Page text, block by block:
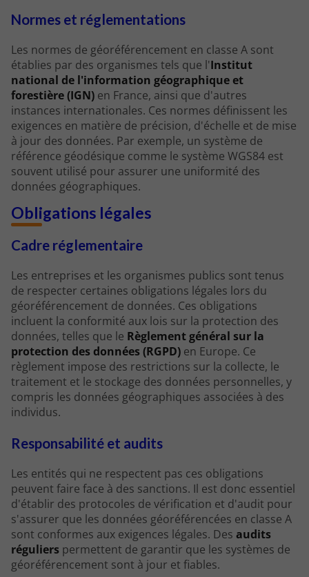
Normes et réglementations
Les normes de géoréférencement en classe A sont
établies par des organismes tels que l'Institut
national de l'information géographique et
forestière (IGN) en France, ainsi que d'autres
instances internationales. Ces normes définissent les
exigences en matière de précision, d'échelle et de mise
à jour des données. Par exemple, un système de
référence géodésique comme le système WGS84 est
souvent utilisé pour assurer une uniformité des
données géographiques.
Obligations légales
Cadre réglementaire
Les entreprises et les organismes publics sont tenus
de respecter certaines obligations légales lors du
géoréférencement de données. Ces obligations
incluent la conformité aux lois sur la protection des
données, telles que le Règlement général sur la
protection des données (RGPD) en Europe. Ce
règlement impose des restrictions sur la collecte, le
traitement et le stockage des données personnelles, y
compris les données géographiques associées à des
individus.
Responsabilité et audits
Les entités qui ne respectent pas ces obligations
peuvent faire face à des sanctions. Il est donc essentiel
d'établir des protocoles de vérification et d'audit pour
s'assurer que les données géoréférencées en classe A
sont conformes aux exigences légales. Des audits
réguliers permettent de garantir que les systèmes de
géoréférencement sont à jour et fiables.